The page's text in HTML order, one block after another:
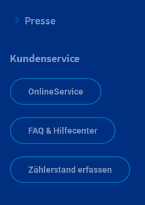
Presse
Kundenservice
OnlineService
FAQ & Hilfecenter
Zählerstand erfassen